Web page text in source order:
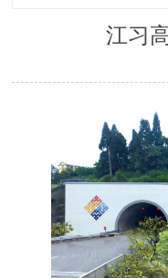
江习